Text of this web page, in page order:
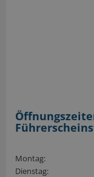
Montag:
Dienstag: